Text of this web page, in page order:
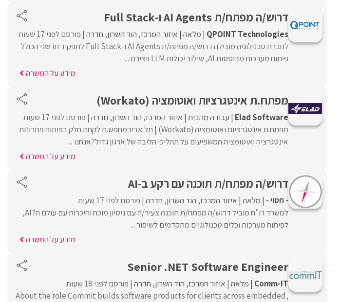
דרוש/ה מפתח/ת AI Agents ו-Full Stack
QPOINT Technologies מלאה איזור המרכז הוד השרון חדרה פורסם לפני 17 שעות
לחברת טכנולוגיה מובילה דרוש/ה מפתח/ת AI Agents ו-Full Stack לתפקיד חדשני הכולל
פיתוח מערכות מבוססות AI, שילוב יכולות LLM ויצירת ...
מידע על המשרה
מפתח.ת אינטגרציות ואוטומציה (Workato)
Elad Software עבודה מהבית איזור המרכז הוד השרון חדרה פורסם לפני 17 שעות
מפתח.ת אינטגרציות ואוטומציה (Workato) | תל אביבמחפש.ת לקחת חלק בפיתוח פתרונות
אינטגרציה ואוטומציה המשפיעים על תהליכי הליבה של ארגון גדול?אנחנו ...
מידע על המשרה
דרוש/ה מפתח/ת תוכנה עם רקע ב-AI
- חסוי - מלאה איזור המרכז הוד השרון חדרה פורסם לפני 17 שעות
למשרד רו"ח מוביל דרוש/ה מפתח/ת תוכנה צעיר/ה עם ניסיון מוכח והיכרות עם עולם ה?AI,
לפיתוח מערכות וכלים טכנולוגיים מתקדמים לשיפור ...
מידע על המשרה
Senior .NET Software Engineer
Comm-IT מלאה איזור המרכז הוד השרון חדרה פורסם לפני 18 שעות
About the role Commit builds software products for clients across embedded,